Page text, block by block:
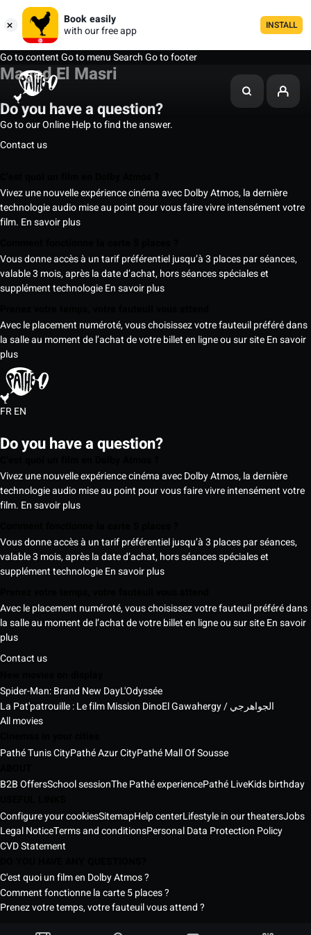
Book easily
with our free app
INSTALL
Go to contentGo to menuSearchGo to footer
Maged El Masri
Do you have a question?
Go to our Online Help to find the answer.
Contact us
Vivez une nouvelle expérience cinéma avec Dolby Atmos, la dernière
technologie audio mise au point pour vous faire vivre intensément votre
film. En savoir plus
Vous donne accès à un tarif préférentiel jusqu’à 3 places par séances,
valable 3 mois, après la date d’achat, hors séances spéciales et
supplément technologieEn savoir plus
Avec le placement numéroté, vous choisissez votre fauteuil préféré dans
la salle au moment de l’achat de votre billet en ligne ou sur siteEn savoir
plus
FREN
Do you have a question?
Vivez une nouvelle expérience cinéma avec Dolby Atmos, la dernière
technologie audio mise au point pour vous faire vivre intensément votre
film. En savoir plus
Vous donne accès à un tarif préférentiel jusqu’à 3 places par séances,
valable 3 mois, après la date d’achat, hors séances spéciales et
supplément technologieEn savoir plus
Avec le placement numéroté, vous choisissez votre fauteuil préféré dans
la salle au moment de l’achat de votre billet en ligne ou sur siteEn savoir
plus
Contact us
Spider-Man: Brand New DayL'Odyssée
La Pat'patrouille : Le film Mission Dino
El Gawahergy / الجواهرجي
All movies
Pathé Tunis CityPathé Azur CityPathé Mall Of Sousse
B2B OffersSchool sessionThe Pathé experiencePathé LiveKids birthday
Configure your cookiesSitemapHelp centerLifestyle in our theatersJobs
Legal NoticeTerms and conditionsPersonal Data Protection Policy
CVD Statement
C'est quoi un film en Dolby Atmos ?
Comment fonctionne la carte 5 places ?
Prenez votre temps, votre fauteuil vous attend ?